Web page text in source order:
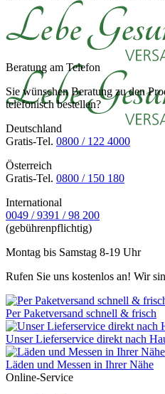
Beratung am Telefon
Sie wünschen Beratung zu den
telefonisch bestellen?
Deutschland
Gratis-Tel. 0800 / 122 4000
Österreich
Gratis-Tel. 0800 / 150 180
International
0049 / 9391 / 98 200
(gebührenpflichtig)
Montag bis Samstag 8-19 Uhr
Rufen Sie uns kostenlos an! Wir
Per Paketversand schnell & frisch
Unser Lieferservice direkt nach
Läden und Messen in Ihrer Nähe
Online-Service